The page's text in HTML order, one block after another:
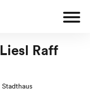
Raff
Stadthaus